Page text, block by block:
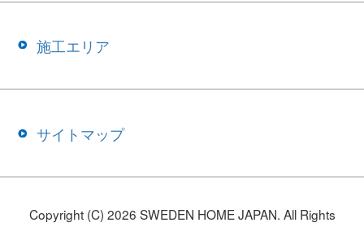
施工エリア
サイトマップ
Copyright (C) 2026 SWEDEN HOME JAPAN. All Rights